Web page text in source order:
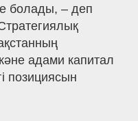
болады, – деп
адами капитал
позициясын